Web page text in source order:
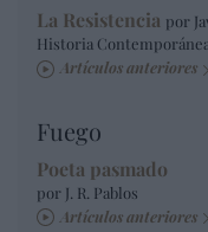
La Resistencia por
Historia Contemporánea
Artículos anteriores
Fuego
Poeta pasmado
por J. R. Pablos
Artículos anteriores